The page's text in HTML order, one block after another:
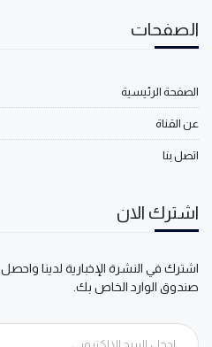
الصفحات
الصفحة الرئيسية
عن القناة
اتصل بنا
اشترك الان
اشترك في النشرة الإخبارية لدينا
صندوق الوارد الخاص بك.